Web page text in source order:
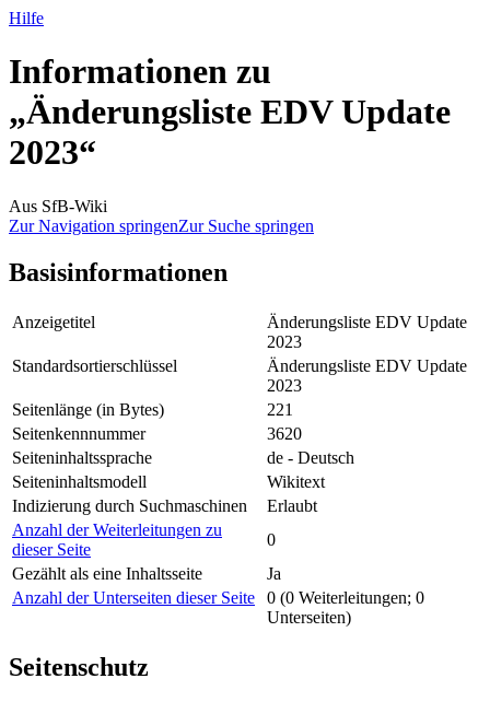
Hilfe
Informationen zu
„Änderungsliste EDV Update
2023“
Aus SfB-Wiki
Zur Navigation springenZur Suche springen
Basisinformationen
Anzeigetitel
Änderungsliste EDV Update
2023
Standardsortierschlüssel
Änderungsliste EDV Update
2023
Seitenlänge (in Bytes)
221
Seitenkennnummer
3620
Seiteninhaltssprache
de - Deutsch
Seiteninhaltsmodell
Wikitext
Indizierung durch Suchmaschinen
Erlaubt
Anzahl der Weiterleitungen zu
dieser Seite
0
Gezählt als eine Inhaltsseite
Ja
Anzahl der Unterseiten dieser Seite
0 (0 Weiterleitungen; 0
Unterseiten)
Seitenschutz